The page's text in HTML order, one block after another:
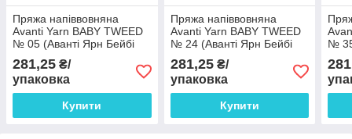
Пряжа напіввовняна
Avanti Yarn BABY TWEED
№ 05 (Аванті Ярн Бейбі
Твід)
281,25 ₴/
упаковка
Купити
Пряжа напіввовняна
Avanti Yarn BABY TWEED
№ 24 (Аванті Ярн Бейбі
Твід)
281,25₴/
упаковка
Купити
№
Твід)